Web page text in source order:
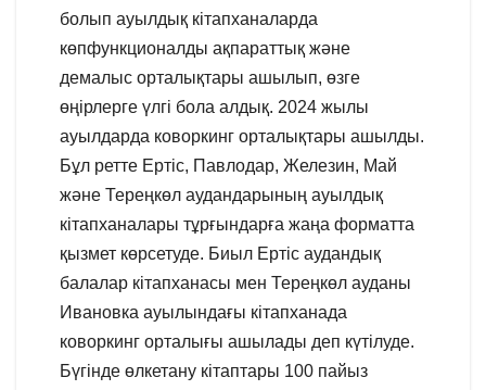
болып ауылдық кітапханаларда
көпфункционалды ақпараттық және
демалыс орталықтары ашылып, өзге
өңірлерге үлгі бола алдық. 2024 жылы
ауылдарда коворкинг орталықтары ашылды.
Бұл ретте Ертіс, Павлодар, Железин, Май
және Тереңкөл аудандарының ауылдық
кітапханалары тұрғындарға жаңа форматта
қызмет көрсетуде. Биыл Ертіс аудандық
балалар кітапханасы мен Тереңкөл ауданы
Ивановка ауылындағы кітапханада
коворкинг орталығы ашылады деп күтілуде.
Бүгінде өлкетану кітаптары 100 пайыз